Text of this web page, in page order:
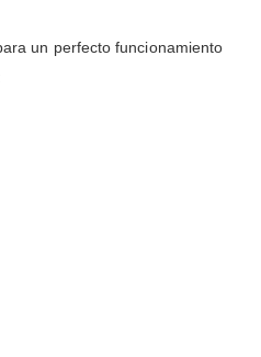
un perfecto funcionamiento